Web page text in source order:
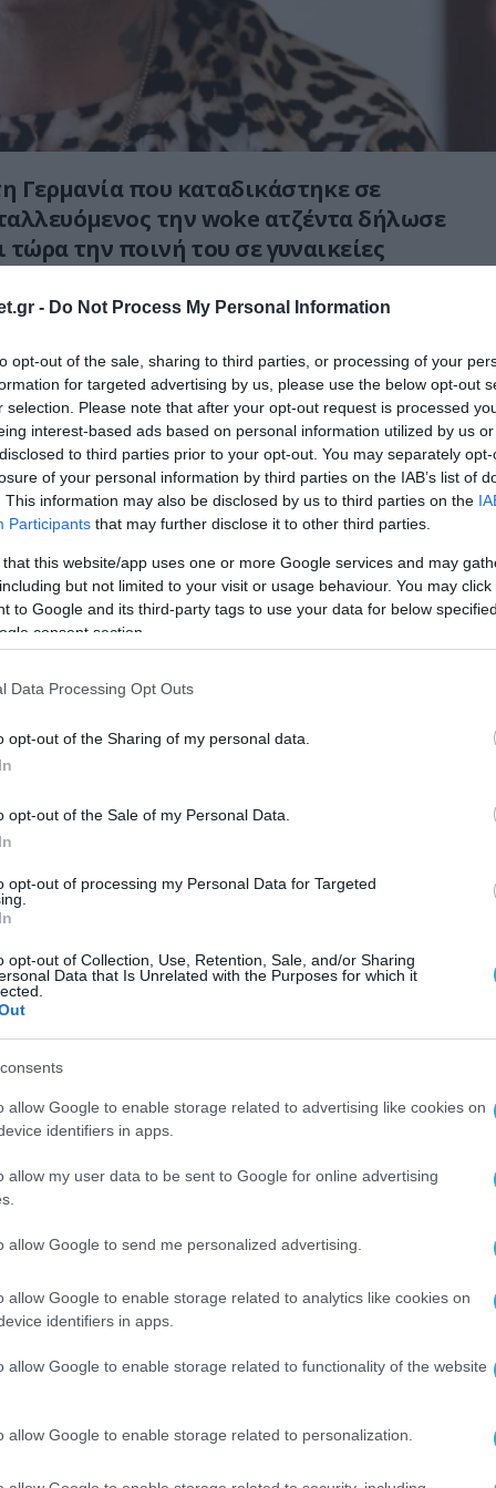
- Do Not Process My Personal Information
opt-out of the sale, sharing to third parties, or processing of your
for targeted advertising by us, please use the below opt-out
selection. Please note that after your opt-out request is processed
interest-based ads based on personal information utilized by us
to third parties prior to your opt-out. You may separately
of your personal information by third parties on the IAB’s list of
This information may also be disclosed by us to third parties on the
Participants that may further disclose it to other third parties.
that this website/app uses one or more Google services and may
but not limited to your visit or usage behaviour. You may
to Google and its third-party tags to use your data for below
consent section.
Data Processing Opt Outs
opt-out of the Sharing of my personal data.
opt-out of the Sale of my Personal Data.
opt-out of processing my Personal Data for Targeted
opt-out of Collection, Use, Retention, Sale, and/or Sharing
Data that Is Unrelated with the Purposes for which it
allow Google to enable storage related to advertising like cookies on
identifiers in apps.
allow my user data to be sent to Google for online advertising
allow Google to send me personalized advertising.
allow Google to enable storage related to analytics like cookies on
identifiers in apps.
allow Google to enable storage related to functionality of the website
allow Google to enable storage related to personalization.
Γερμανία που καταδικάστηκε σε
την woke ατζέντα δήλωσε
τώρα την ποινή του σε γυναικείες
τον Ιούλιο του 2023 από το Επαρχιακό
Χάλε στη Σαξονία-Άνχαλτ σε φυλάκιση
μηνών χωρίς αναστολή, για «ακροδεξιά
συκοφαντική δυσφήμηση και εξύβριση».
απορρίφθηκε και η υπόθεσή της (του)
δίκης η (ο) «Μάρλα» ήταν γνωστή ως Σβεν
στη νεοναζιστική οργάνωση Blood
η (ο) Λίμπιχ άλλαξε την καταχώριση
έγγραφά της ώστε να αναγράφει θήλυ
αλλά και το όνομά της, με βάση τον νέο
σε ληξιαρχείο, χωρίς δικαστική
δηλώσεις είσαι».
πως«είναι αμφίβολο εάν η αλλαγή
ότι η (ο) Λίμπιχ είχε
νομικά εναντίον μέσων που
ταυτότητά της, ωστόσο το Γερμανικό
απέρριψε την καταγγελία της κατά του
του Χάλε, Ντένις Τσερνότα, δήλωσε στη
MDR ότι η (ο) Λίμπιχ θ
α παρουσιαστεί
σε ανάρτησή της στο Χ,